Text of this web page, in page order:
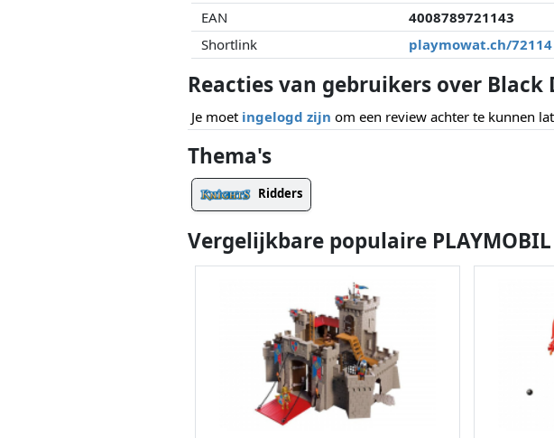
EAN
4008789721143
Shortlink
playmowat.ch/72114
Reacties van gebruikers over Black
Je moet ingelogd zijn om een review achter te kunnen
Thema's
Ridders
Vergelijkbare populaire